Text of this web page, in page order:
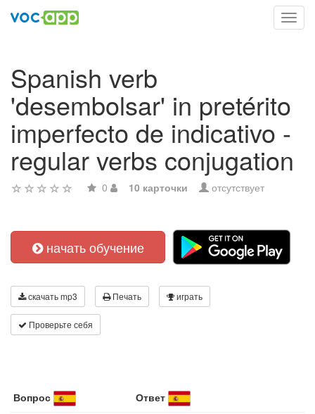
Spanish verb
'desembolsar' in pretérito
imperfecto de indicativo -
regular verbs conjugation
0 10 карточки отсутствует
начать обучение
скачать mp3 Печать играть
Проверьте себя
Вопрос Ответ